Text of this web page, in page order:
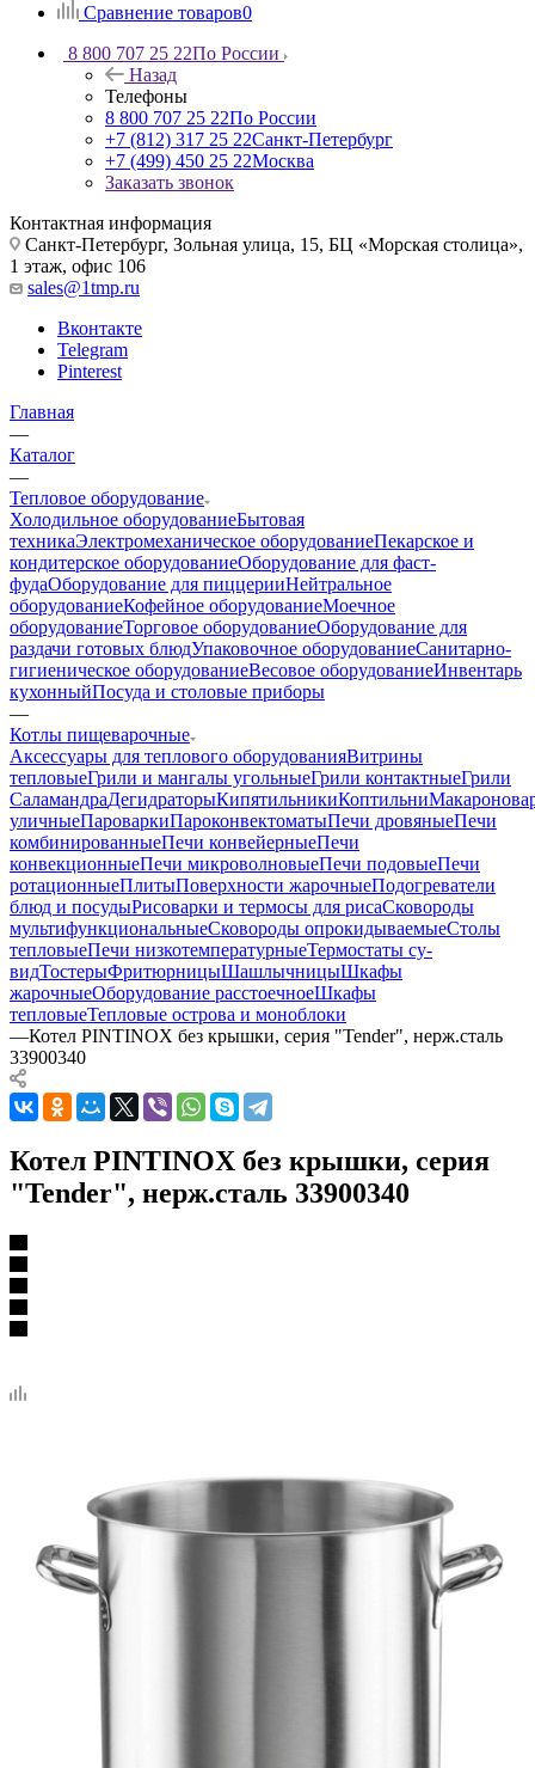
Сравнение товаров0
8 800 707 25 22По России
Назад
Телефоны
8 800 707 25 22По России
+7 (812) 317 25 22Санкт-Петербург
+7 (499) 450 25 22Москва
Заказать звонок
Контактная информация
Санкт-Петербург, Зольная улица, 15, БЦ «Морская столица»,
1 этаж, офис 106
sales@1tmp.ru
Вконтакте
Telegram
Pinterest
Главная
—
Каталог
—
Тепловое оборудование
Холодильное оборудованиеБытовая
техникаЭлектромеханическое оборудованиеПекарское и
кондитерское оборудованиеОборудование для фаст-
фудаОборудование для пиццерииНейтральное
оборудованиеКофейное оборудованиеМоечное
оборудованиеТорговое оборудованиеОборудование для
раздачи готовых блюдУпаковочное оборудованиеСанитарно-
гигиеническое оборудованиеВесовое оборудованиеИнвентарь
кухонныйПосуда и столовые приборы
—
Котлы пищеварочные
Аксессуары для теплового оборудованияВитрины
тепловыеГрили и мангалы угольныеГрили контактныеГрили
СаламандраДегидраторыКипятильникиКоптильни
уличныеПароваркиПароконвектоматыПечи дровяныеПечи
комбинированныеПечи конвейерныеПечи
конвекционныеПечи микроволновыеПечи подовыеПечи
ротационныеПлитыПоверхности жарочныеПодогреватели
блюд и посудыРисоварки и термосы для рисаСковороды
мультифункциональныеСковороды опрокидываемыеСтолы
тепловыеПечи низкотемпературныеТермостаты су-
видТостерыФритюрницыШашлычницыШкафы
жарочныеОборудование расстоечноеШкафы
тепловыеТепловые острова и моноблоки
—Котел PINTINOX без крышки, серия "Tender", нерж.сталь
33900340
Котел PINTINOX без крышки, серия
"Tender", нерж.сталь 33900340